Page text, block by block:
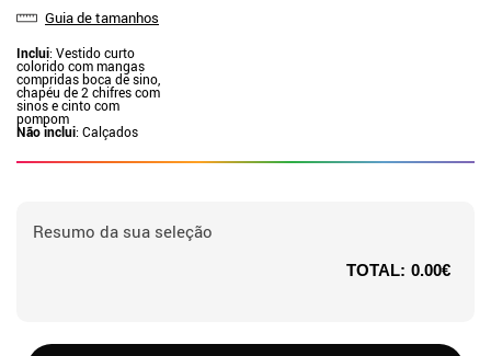
Guia de tamanhos
Inclui: Vestido curto
colorido com mangas
compridas boca de sino,
chapéu de 2 chifres com
sinos e cinto com
pompom
Não inclui: Calçados
Resumo da sua seleção
TOTAL: 0.00€